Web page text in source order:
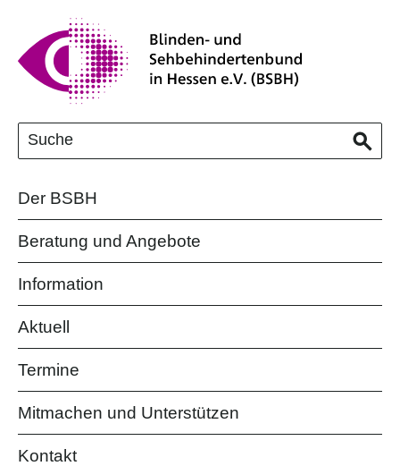
Der BSBH
Beratung und Angebote
Information
Aktuell
Termine
Mitmachen und Unterstützen
Kontakt